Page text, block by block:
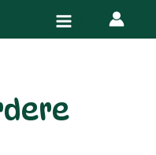
Main
Menu